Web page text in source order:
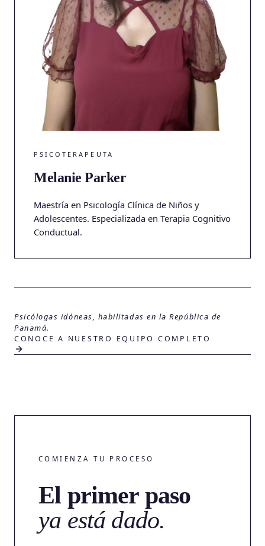
PSICOTERAPEUTA
Melanie Parker
Maestría en Psicología Clínica de Niños y
Adolescentes. Especializada en Terapia Cognitivo
Conductual.
Psicólogas idóneas, habilitadas en la República de
Panamá.
CONOCE A NUESTRO EQUIPO COMPLETO
COMIENZA TU PROCESO
El primer paso
ya está dado.